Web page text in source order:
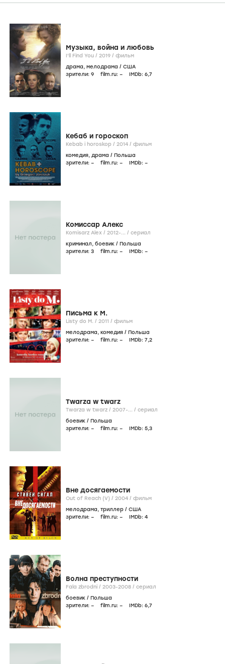
Музыка, война и любовь
I'll Find You / 2019 / фильм
драма, мелодрама / США
зрители: 9 film.ru: – IMDb: 6,7
Кебаб и гороскоп
Kebab i horoskop / 2014 / фильм
комедия, драма / Польша
зрители: – film.ru: – IMDb: –
Комиссар Алекс
Komisarz Alex / 2012-... / сериал
криминал, боевик / Польша
зрители: 3 film.ru: – IMDb: –
Письма к М.
Listy do M. / 2011 / фильм
мелодрама, комедия / Польша
зрители: – film.ru: – IMDb: 7,2
Twarza w twarz
Twarza w twarz / 2007-... / сериал
боевик / Польша
зрители: – film.ru: – IMDb: 5,3
Вне досягаемости
Out of Reach (V) / 2004 / фильм
мелодрама, триллер / США
зрители: – film.ru: – IMDb: 4
Волна преступности
Fala zbrodni / 2003-2008 / сериал
боевик / Польша
зрители: – film.ru: – IMDb: 6,7